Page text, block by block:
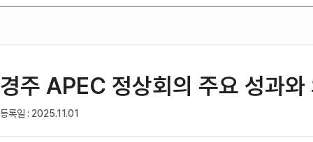
경주 APEC 정상회의 주요 성과와
등록일 : 2025.11.01
글자확대
글자축소